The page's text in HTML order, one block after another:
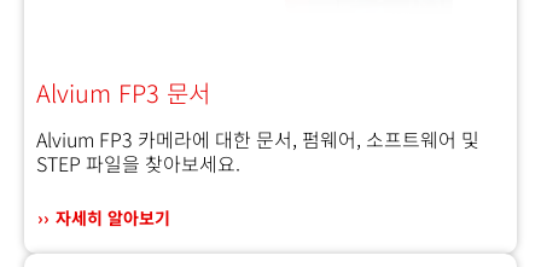
Alvium FP3 문서
Alvium FP3 카메라에 대한 문서, 펌웨어, 소프트웨어 및
STEP 파일을 찾아보세요.
자세히 알아보기